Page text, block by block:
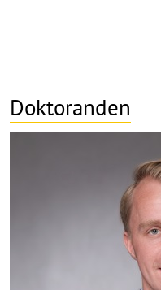
Doktoranden